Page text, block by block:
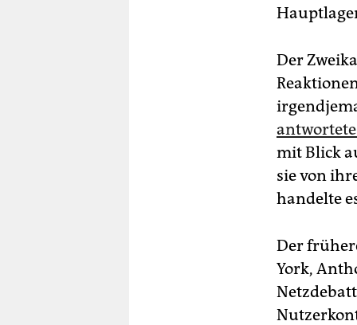
Der
mit Blick
sie von
handelte
Der
York,